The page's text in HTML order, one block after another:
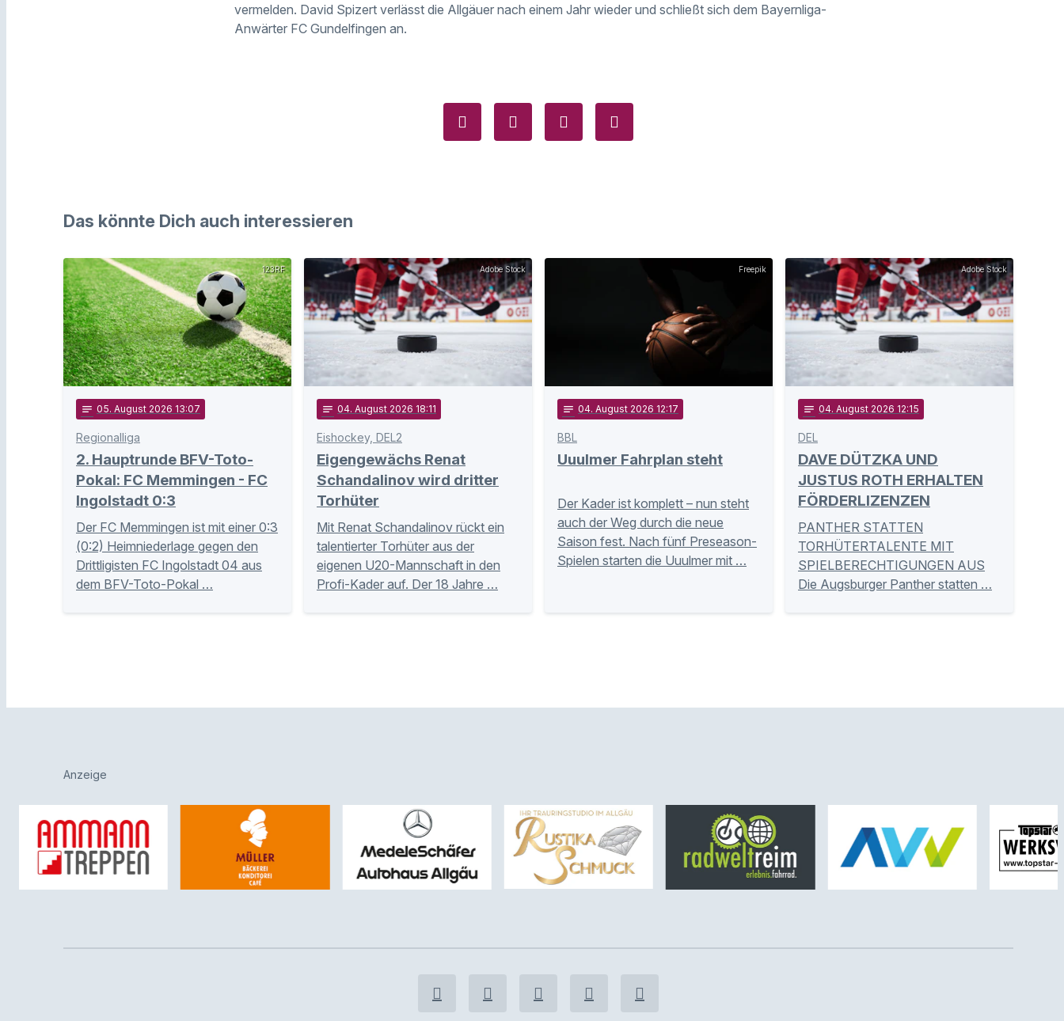
vermelden. David Spizert verlässt die Allgäuer nach einem Jahr wieder und schließt sich dem Bayernliga-
Anwärter FC Gundelfingen an.
Das könnte Dich auch interessieren
123RF
notes 05. August 2026 13:07
Regionalliga
2. Hauptrunde BFV-Toto-
Pokal: FC Memmingen - FC
Ingolstadt 0:3
Der FC Memmingen ist mit einer 0:3
(0:2) Heimniederlage gegen den
Drittligisten FC Ingolstadt 04 aus
dem BFV-Toto-Pokal …
Adobe Stock
notes 04. August 2026 18:11
Eishockey, DEL2
Eigengewächs Renat
Schandalinov wird dritter
Torhüter
Mit Renat Schandalinov rückt ein
talentierter Torhüter aus der
eigenen U20-Mannschaft in den
Profi-Kader auf. Der 18 Jahre …
Freepik
notes 04. August 2026 12:17
BBL
Uuulmer Fahrplan steht
Der Kader ist komplett – nun steht
auch der Weg durch die neue
Saison fest. Nach fünf Preseason-
Spielen starten die Uuulmer mit …
Adobe Stock
notes 04. August 2026 12:15
DEL
DAVE DÜTZKA UND
JUSTUS ROTH ERHALTEN
FÖRDERLIZENZEN
PANTHER STATTEN
TORHÜTERTALENTE MIT
SPIELBERECHTIGUNGEN AUS
Die Augsburger Panther statten …
Anzeige